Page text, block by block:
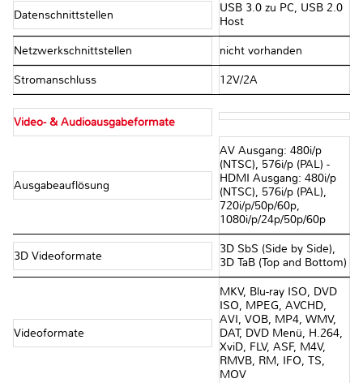
Datenschnittstellen
USB 3.0 zu PC, USB 2.0
Host
Netzwerkschnittstellen nicht vorhanden
Stromanschluss 12V/2A
Video- & Audioausgabeformate
Ausgabeauflösung
AV Ausgang: 480i/p
(NTSC), 576i/p (PAL) -
HDMI Ausgang: 480i/p
(NTSC), 576i/p (PAL),
720i/p/50p/60p,
1080i/p/24p/50p/60p
3D Videoformate
3D SbS (Side by Side),
3D TaB (Top and Bottom)
Videoformate
MKV, Blu-ray ISO, DVD
ISO, MPEG, AVCHD,
AVI, VOB, MP4, WMV,
DAT, DVD Menü, H.264,
XviD, FLV, ASF, M4V,
RMVB, RM, IFO, TS,
MOV